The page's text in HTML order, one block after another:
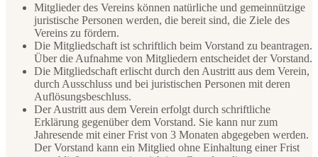
Mitglieder des Vereins können natürliche und gemeinnützige
juristische Personen werden, die bereit sind, die Ziele des
Vereins zu fördern.
Die Mitgliedschaft ist schriftlich beim Vorstand zu beantragen.
Über die Aufnahme von Mitgliedern entscheidet der Vorstand.
Die Mitgliedschaft erlischt durch den Austritt aus dem Verein,
durch Ausschluss und bei juristischen Personen mit deren
Auflösungsbeschluss.
Der Austritt aus dem Verein erfolgt durch schriftliche
Erklärung gegenüber dem Vorstand. Sie kann nur zum
Jahresende mit einer Frist von 3 Monaten abgegeben werden.
Der Vorstand kann ein Mitglied ohne Einhaltung einer Frist